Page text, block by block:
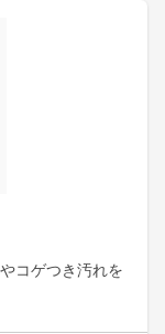
コゲつき汚れを